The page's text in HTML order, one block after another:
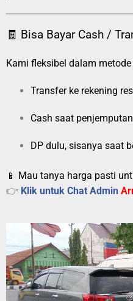
🧾 Bisa Bayar Cash /
Kami fleksibel dalam
Transfer ke rekening
Cash saat penjemputan
DP dulu, sisanya saat
📱 Mau tanya harga pasti
👉 Klik untuk Chat Admin